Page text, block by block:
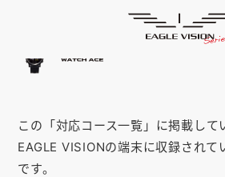
ゴルフナビ
ピンポジ君PIN POSITION
対応コース
「島根県」の対
この「対応コース一覧」に掲載して
EAGLE VISIONの端末に収録されて
です。